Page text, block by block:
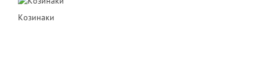
Кoзинаки